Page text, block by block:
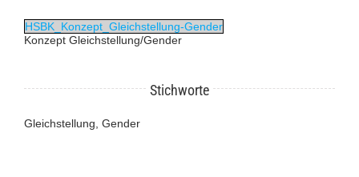
HSBK_Konzept_Gleichstellung-Gender
Konzept Gleichstellung/Gender
Stichworte
Gleichstellung, Gender